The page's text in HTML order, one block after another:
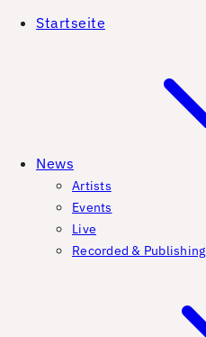
Startseite
News
Artists
Events
Live
Recorded & Publishing